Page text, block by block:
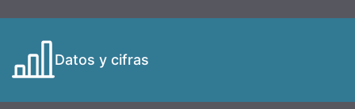
Datos y cifras